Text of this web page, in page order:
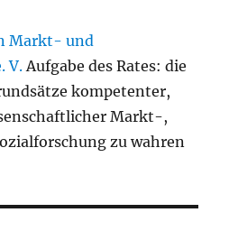
Markt- und
V. Aufgabe des Rates: die
kompetenter,
Markt-,
zu wahren